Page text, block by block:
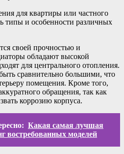
для квартиры или частного
типы и особенности различных
своей прочностью и
обладают высокой
для центрального отопления.
сравнительно большими, что
помещения. Кроме того,
обращения, так как
коррозию корпуса.
Какая самая лучшая
востребованных моделей